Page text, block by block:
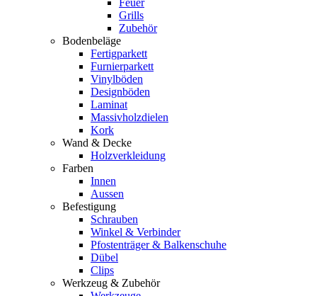
Grills
Zubehör
Bodenbeläge
Fertigparkett
Furnierparkett
Vinylböden
Designböden
Laminat
Massivholzdielen
Kork
Wand & Decke
Holzverkleidung
Farben
Innen
Aussen
Befestigung
Schrauben
Winkel & Verbinder
Pfostenträger & Balkenschuhe
Dübel
Clips
Werkzeug & Zubehör